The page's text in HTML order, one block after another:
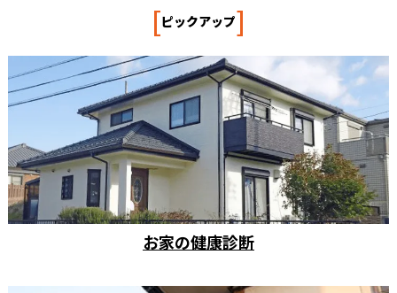
[ピックアップ]
お家の健康診断